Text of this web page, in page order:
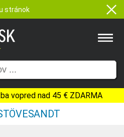
stránok
vopred nad 45 € ZDARMA